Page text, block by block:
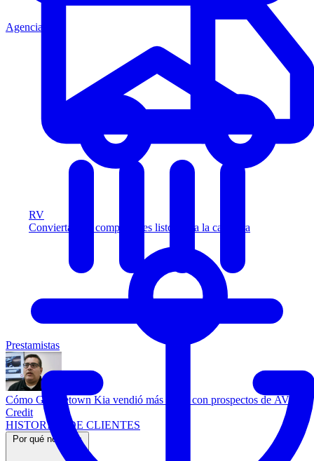
RV
Convierta más compradores listos para la carretera
Agencia
Prestamistas
Cómo Georgetown Kia vendió más autos con prospectos de AVA
Credit
HISTORIAS DE CLIENTES
Por qué nosotros